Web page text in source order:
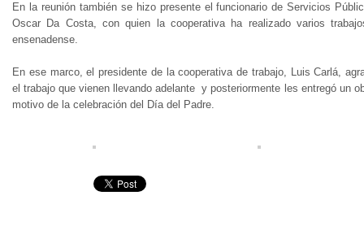
En la reunión también se hizo presente el funcionario de Servicios
Oscar Da Costa, con quien la cooperativa ha realizado varios
ensenadense.
En ese marco, el presidente de la cooperativa de trabajo, Luis Carlá,
el trabajo que vienen llevando adelante y posteriormente les entregó un
motivo de la celebración del Día del Padre.